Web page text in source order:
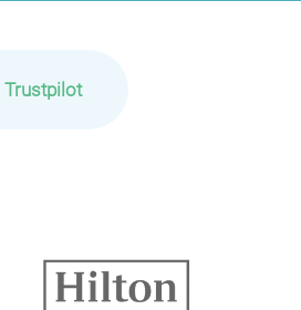
Trustpilot